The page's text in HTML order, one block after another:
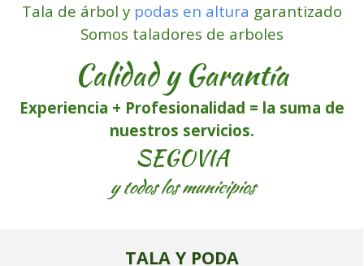
Tala de árbol y podas en altura garantizado
Somos taladores de arboles
Calidad y Garantía
Experiencia + Profesionalidad = la suma de
nuestros servicios.
SEGOVIA
y todos losmunicipios
TALA Y PODA